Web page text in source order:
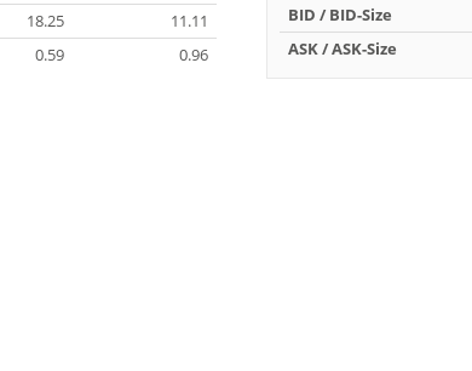
18.25
11.11
0.59 0.96
BID / BID-Size
ASK / ASK-Size